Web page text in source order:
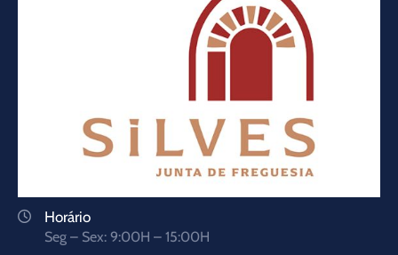
Horário
Seg – Sex: 9:00H – 15:00H